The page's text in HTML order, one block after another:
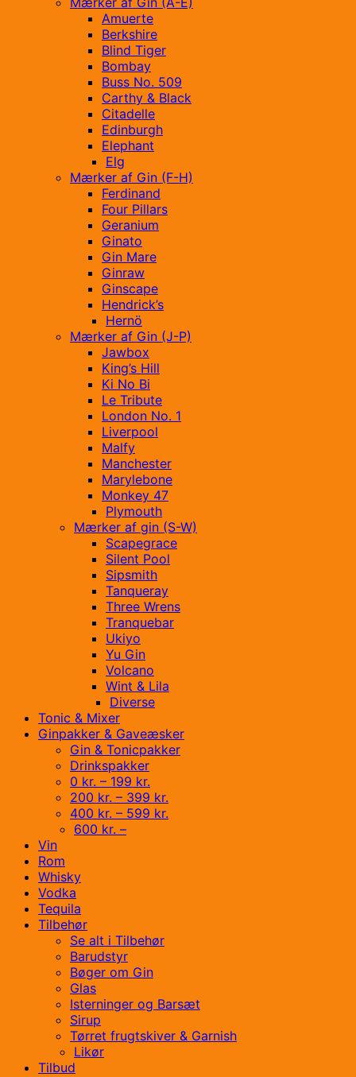
Amuerte
Berkshire
Blind Tiger
Bombay
Buss No. 509
Carthy & Black
Citadelle
Edinburgh
Elephant
Elg
Mærker af Gin (F-H)
Ferdinand
Four Pillars
Geranium
Ginato
Gin Mare
Ginraw
Ginscape
Hendrick’s
Hernö
Mærker af Gin (J-P)
Jawbox
King’s Hill
Ki No Bi
Le Tribute
London No. 1
Liverpool
Malfy
Manchester
Marylebone
Monkey 47
Plymouth
Mærker af gin (S-W)
Scapegrace
Silent Pool
Sipsmith
Tanqueray
Three Wrens
Tranquebar
Ukiyo
Yu Gin
Volcano
Wint & Lila
Diverse
Tonic & Mixer
Ginpakker & Gaveæsker
Gin & Tonicpakker
Drinkspakker
0 kr. – 199 kr.
200 kr. – 399 kr.
400 kr. – 599 kr.
600 kr. –
Vin
Rom
Whisky
Vodka
Tequila
Tilbehør
Se alt i Tilbehør
Barudstyr
Bøger om Gin
Glas
Isterninger og Barsæt
Sirup
Tørret frugtskiver & Garnish
Likør
Tilbud